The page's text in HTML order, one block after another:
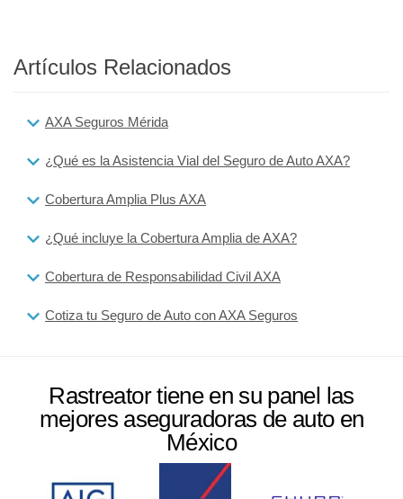
Artículos Relacionados
AXA Seguros Mérida
¿Qué es la Asistencia Vial del Seguro de Auto AXA?
Cobertura Amplia Plus AXA
¿Qué incluye la Cobertura Amplia de AXA?
Cobertura de Responsabilidad Civil AXA
Cotiza tu Seguro de Auto con AXA Seguros
Rastreator tiene en su panel las
mejores aseguradoras de auto en
México